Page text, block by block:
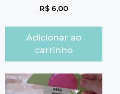
R$6,00
Adicionar ao
carrinho